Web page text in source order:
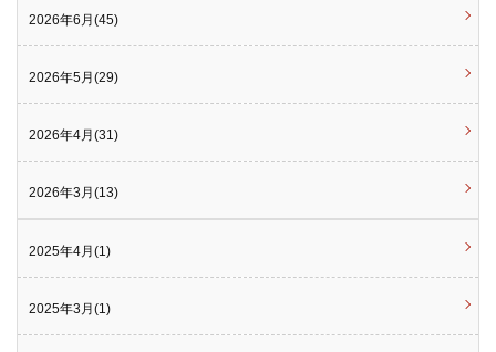
2026年6月(45)
2026年5月(29)
2026年4月(31)
2026年3月(13)
2025年4月(1)
2025年3月(1)